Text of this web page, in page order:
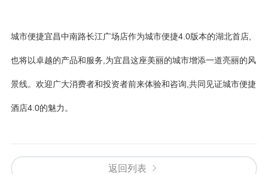
城市便捷宜昌中南路长江广场店作为城市便捷4.0版本的湖北首店,
也将以卓越的产品和服务,为宜昌这座美丽的城市增添一道亮丽的风
景线。欢迎广大消费者和投资者前来体验和咨询,共同见证城市便捷
酒店4.0的魅力。
返回列表